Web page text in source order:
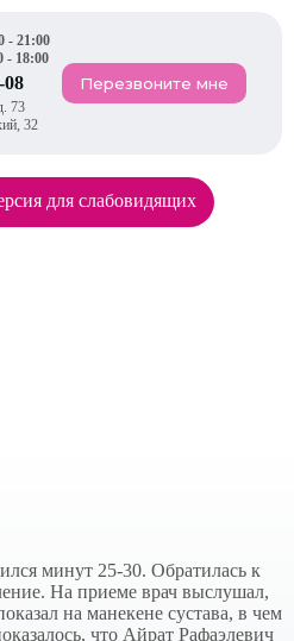
- 21:00
- 18:00
08
73
32
Перезвоните мне
для слабовидящих
минут 25-30. Обратилась к
На приеме врач выслушал,
на манекене сустава, в чем
что Айрат Рафаэлевич